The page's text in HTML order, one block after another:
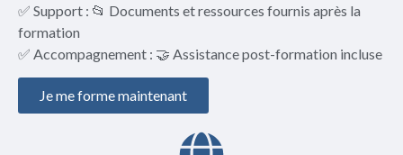
✅ Support : 📂 Documents et ressources fournis après la
formation
✅ Accompagnement : 🤝 Assistance post-formation incluse
Je me forme maintenant